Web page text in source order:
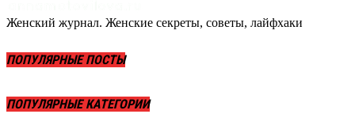
Женский журнал. Женские секреты, советы, лайфхаки
ПОПУЛЯРНЫЕ ПОСТЫ
ПОПУЛЯРНЫЕ КАТЕГОРИИ